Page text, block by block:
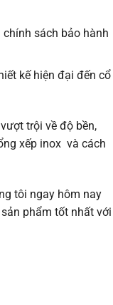
sách bảo hành
kế hiện đại đến cổ
trội về độ bền,
xếp inox và cách
tôi ngay hôm nay
phẩm tốt nhất với